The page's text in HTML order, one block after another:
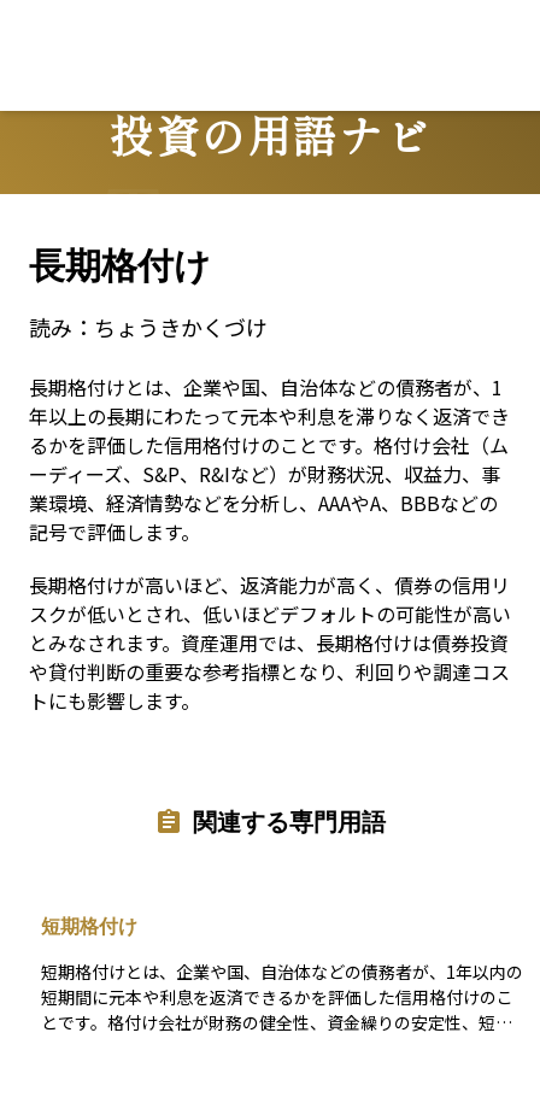
投資の用語ナビ
Terms
長期格付け
読み： ちょうきかくづけ
長期格付けとは、企業や国、自治体などの債務者が、1
年以上の長期にわたって元本や利息を滞りなく返済でき
るかを評価した信用格付けのことです。格付け会社（ム
ーディーズ、S&P、R&Iなど）が財務状況、収益力、事
業環境、経済情勢などを分析し、AAAやA、BBBなどの
記号で評価します。
長期格付けが高いほど、返済能力が高く、債券の信用リ
スクが低いとされ、低いほどデフォルトの可能性が高い
とみなされます。資産運用では、長期格付けは債券投資
や貸付判断の重要な参考指標となり、利回りや調達コス
トにも影響します。
関連する専門用語
短期格付け
短期格付けとは、企業や国、自治体などの債務者が、1年以内の
短期間に元本や利息を返済できるかを評価した信用格付けのこ
とです。格付け会社が財務の健全性、資金繰りの安定性、短期